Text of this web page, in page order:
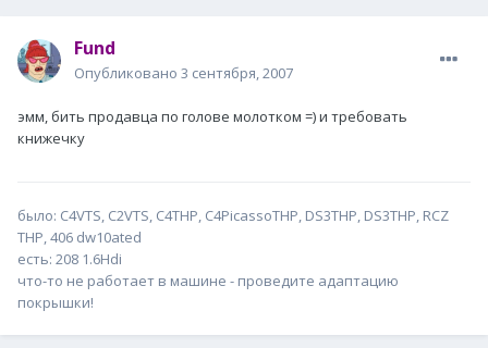
Fund
Опубликовано 3 сентября, 2007
эмм, бить продавца по голове молотком =) и требовать
книжечку
было: С4VTS, C2VTS, C4THP, C4PicassoTHP, DS3THP, DS3THP, RCZ
THP, 406 dw10ated
есть: 208 1.6Hdi
что-то не работает в машине - проведите адаптацию
покрышки!